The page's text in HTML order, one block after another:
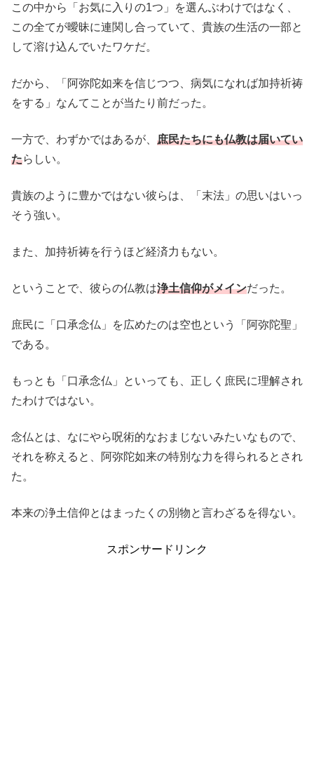
この中から「お気に入りの1つ」を選んぶわけではなく、
この全てが曖昧に連関し合っていて、貴族の生活の一部と
して溶け込んでいたワケだ。
だから、「阿弥陀如来を信じつつ、病気になれば加持祈祷
をする」なんてことが当たり前だった。
一方で、わずかではあるが、 庶民たちにも仏教は届いてい
たらしい。
貴族のように豊かではない彼らは、「末法」の思いはいっ
そう強い。
また、加持祈祷を行うほど経済力もない。
ということで、彼らの仏教は浄土信仰がメインだった。
庶民に「口承念仏」を広めたのは空也という「阿弥陀聖」
である。
もっとも「口承念仏」といっても、正しく庶民に理解され
たわけではない。
念仏とは、なにやら呪術的なおまじないみたいなもので、
それを称えると、阿弥陀如来の特別な力を得られるとされ
た。
本来の浄土信仰とはまったくの別物と言わざるを得ない。
スポンサードリンク